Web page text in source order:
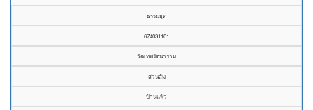
ธรรมยุต
674031101
วัดเทพรัตนาราม
สวนส้ม
บ้านแพ้ว